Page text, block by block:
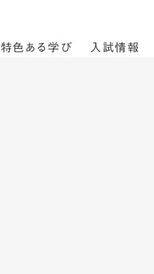
特色ある学び 入試情報